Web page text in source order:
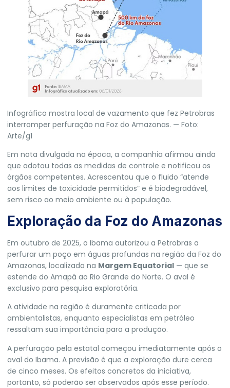
Infográfico mostra local de vazamento que fez Petrobras
interromper perfuração na Foz do Amazonas. — Foto:
Arte/g1
Em nota divulgada na época, a companhia afirmou ainda
que adotou todas as medidas de controle e notificou os
órgãos competentes. Acrescentou que o fluido “atende
aos limites de toxicidade permitidos” e é biodegradável,
sem risco ao meio ambiente ou à população.
Exploração da Foz do Amazonas
Em outubro de 2025, o Ibama autorizou a Petrobras a
perfurar um poço em águas profundas na região da Foz do
Amazonas, localizada na Margem Equatorial — que se
estende do Amapá ao Rio Grande do Norte. O aval é
exclusivo para pesquisa exploratória.
A atividade na região é duramente criticada por
ambientalistas, enquanto especialistas em petróleo
ressaltam sua importância para a produção.
A perfuração pela estatal começou imediatamente após o
aval do Ibama. A previsão é que a exploração dure cerca
de cinco meses. Os efeitos concretos da iniciativa,
portanto, só poderão ser observados após esse período.